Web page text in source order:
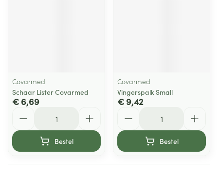
Covarmed
Schaar Lister Covarmed
€ 6,69
Bestel
Covarmed
Vingerspalk Small
€ 9,42
Bestel